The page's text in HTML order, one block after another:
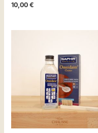
10,00 €